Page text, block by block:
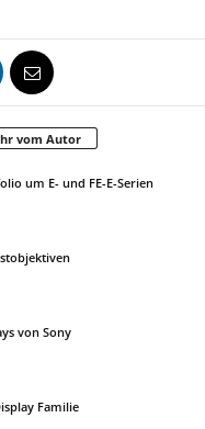
vom Autor
um E- und FE-E-Serien
von Sony
Familie